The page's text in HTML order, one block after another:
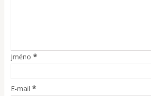
Jméno *
E-mail *